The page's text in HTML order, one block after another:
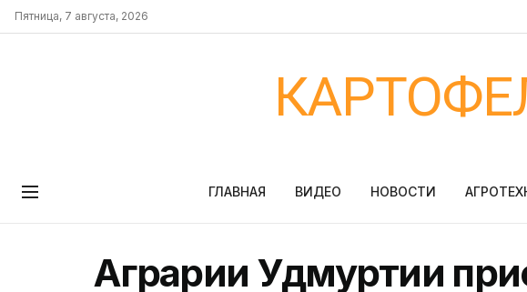
Пятница, 7 августа, 2026
ГЛАВНАЯ ВИДЕО НОВОСТИ
Аграрии Удмуртии